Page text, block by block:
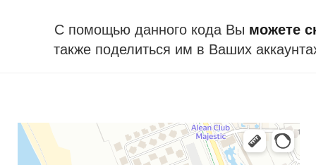
С помощью данного кода Вы можете
также поделиться им в Ваших